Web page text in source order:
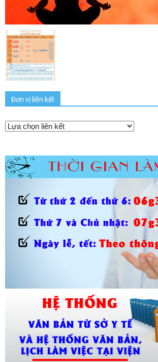
Đơn vị liên kết